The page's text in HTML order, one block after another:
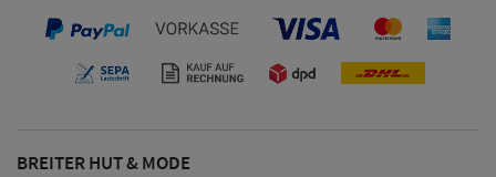
BREITER HUT & MODE